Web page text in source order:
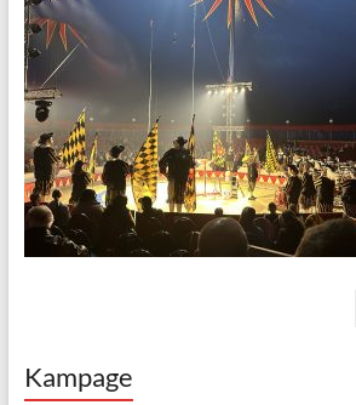
Verein
Waldfischbach
1954
e.V.
Kampage